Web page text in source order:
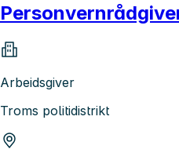
Arbeidsgiver
Troms politidistrikt